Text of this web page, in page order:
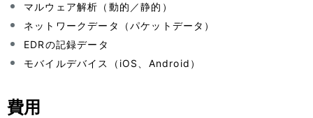
マルウェア解析（動的／静的）
ネットワークデータ（パケットデータ）
EDRの記録データ
モバイルデバイス（iOS、Android）
費用